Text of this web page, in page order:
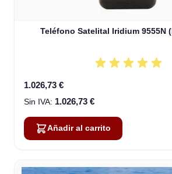
Teléfono Satelital Iridium 9555N
1.026,73 €
1.026,73 €
Añadir al carrito